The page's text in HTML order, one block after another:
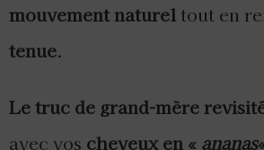
mouvement natureltout en
tenue.
Le truc de grand-mère
avec vos cheveux en « ananas